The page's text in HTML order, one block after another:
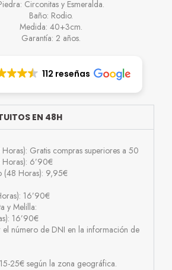
Circonitas y Esmeralda.
Baño: Rodio.
Medida: 40+3cm.
Garantía: 2 años.
112 reseñas
EN 48H
Gratis compras superiores a 50
Horas): 6’90€
(48 Horas): 9,95€
16’90€
y Melilla:
16’90€
el número de DNI en la información de
25€ según la zona geográfica.